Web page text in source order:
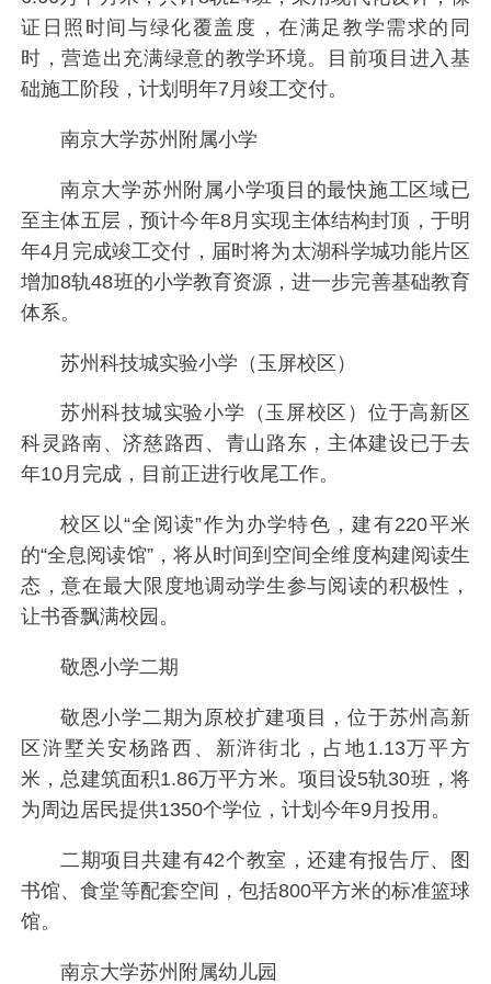
证日照时间与绿化覆盖度，在满足教学需求的同
时，营造出充满绿意的教学环境。目前项目进入基
础施工阶段，计划明年7月竣工交付。
南京大学苏州附属小学
南京大学苏州附属小学项目的最快施工区域已
至主体五层，预计今年8月实现主体结构封顶，于明
年4月完成竣工交付，届时将为太湖科学城功能片区
增加8轨48班的小学教育资源，进一步完善基础教育
体系。
苏州科技城实验小学（玉屏校区）
苏州科技城实验小学（玉屏校区）位于高新区
科灵路南、济慈路西、青山路东，主体建设已于去
年10月完成，目前正进行收尾工作。
校区以“全阅读”作为办学特色，建有220平米
的“全息阅读馆”，将从时间到空间全维度构建阅读生
态，意在最大限度地调动学生参与阅读的积极性，
让书香飘满校园。
敬恩小学二期
敬恩小学二期为原校扩建项目，位于苏州高新
区浒墅关安杨路西、新浒街北，占地1.13万平方
米，总建筑面积1.86万平方米。项目设5轨30班，将
为周边居民提供1350个学位，计划今年9月投用。
二期项目共建有42个教室，还建有报告厅、图
书馆、食堂等配套空间，包括800平方米的标准篮球
馆。
南京大学苏州附属幼儿园